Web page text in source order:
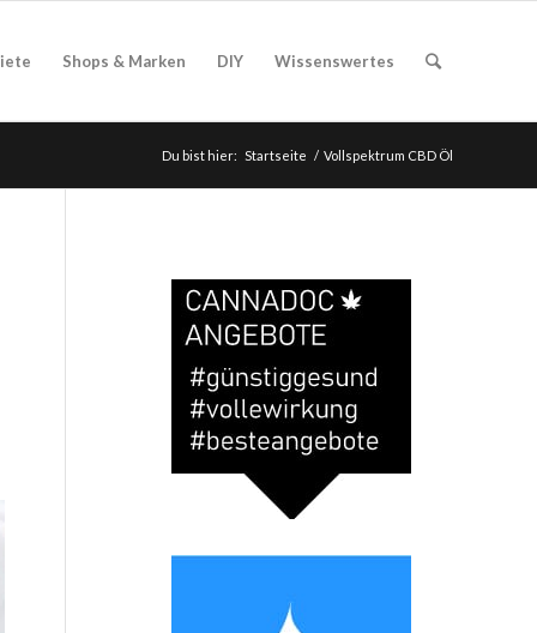
Shops & Marken DIY Wissenswertes
Du bist hier: Startseite / Vollspektrum CBD Öl